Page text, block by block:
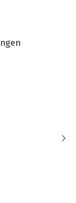
van der Putten diep
over wat het
is urgenter dan